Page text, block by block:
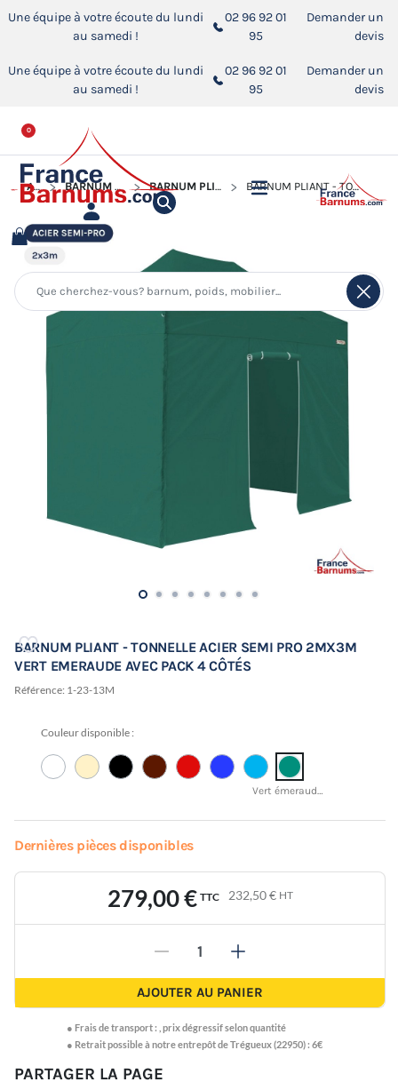
Une équipe à votre écoute du lundi
au samedi !
02 96 92 01
95
Demander un
devis
Une équipe à votre écoute du lundi
au samedi !
02 96 92 01
95
Demander un
devis
0
ACCUEIL BARNUM PLIANT - TONNELLE ACIER SEMI PRO BARNUM PLIANT - TONNELLE ACIER SEMI PRO 2MX3M BARNUM PLIANT - TONNELLE ACIER SEMI PRO 2MX3M VERT EMERAUDE AVEC PACK 4 CÔTÉS
BARNUM PLIANT - TONNELLE ACIER SEMI PRO 2MX3M
VERT EMERAUDE AVEC PACK 4 CÔTÉS
Référence: 1-23-13M
Couleur disponible :
Vert émeraude - PANTONE 18-5618 TCX
Dernières pièces disponibles
279,00 € TTC 232,50 € HT
- +
AJOUTER AU PANIER
● Frais de transport : prix dégressif selon quantité
● Retrait possible à notre entrepôt de Trégueux (22950) : 6€
PARTAGER LA PAGE